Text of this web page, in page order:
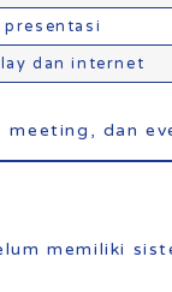
dan internet
dan
memiliki